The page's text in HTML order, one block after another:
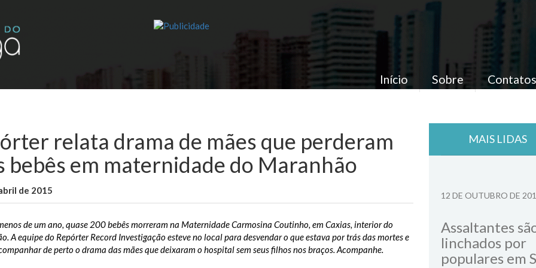
Início Sobre Contatos
relata drama de mães que perderam
bebês em maternidade do Maranhão
de 2015
de um ano, quase 200 bebês morreram na Maternidade Carmosina Coutinho, em Caxias, interior do
A equipe do Repórter Record Investigação esteve no local para desvendar o que estava por trás das mortes e
de perto o drama das mães que deixaram o hospital sem seus filhos nos braços. Acompanhe.
MAIS LIDAS
12 DE OUTUBRO DE
Assaltantes
linchados por
populares em